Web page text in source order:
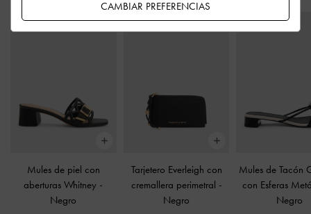
Mules de piel con
aberturas Whitney -
Negro
Tarjetero Everleigh con
cremallera perimetral -
Negro
Mules de Tacón
con Esferas
Negro
CAMBIAR PREFERENCIAS